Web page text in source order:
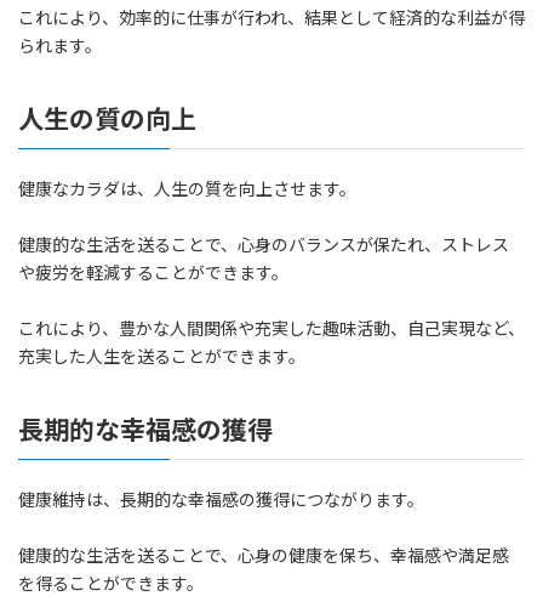
これにより、効率的に仕事が行われ、結果として経済的な利益が得
られます。
人生の質の向上
健康なカラダは、人生の質を向上させます。
健康的な生活を送ることで、心身のバランスが保たれ、ストレス
や疲労を軽減することができます。
これにより、豊かな人間関係や充実した趣味活動、自己実現など、
充実した人生を送ることができます。
長期的な幸福感の獲得
健康維持は、長期的な幸福感の獲得につながります。
健康的な生活を送ることで、心身の健康を保ち、幸福感や満足感
を得ることができます。